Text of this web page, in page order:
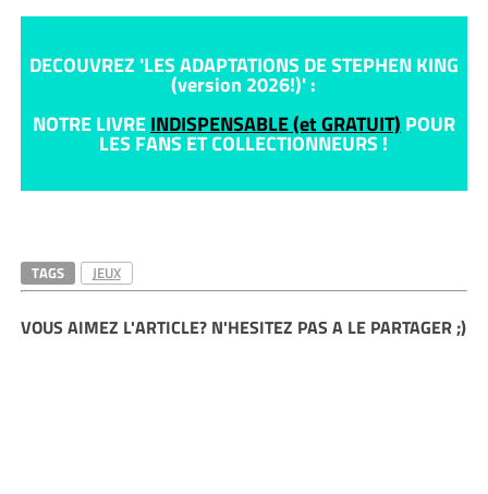
DECOUVREZ 'LES ADAPTATIONS DE STEPHEN KING
(version 2026!)' :
NOTRE LIVREINDISPENSABLE (et GRATUIT) POUR
LES FANS ET COLLECTIONNEURS !
TAGS JEUX
VOUS AIMEZ L'ARTICLE? N'HESITEZ PAS A LE PARTAGER ;)